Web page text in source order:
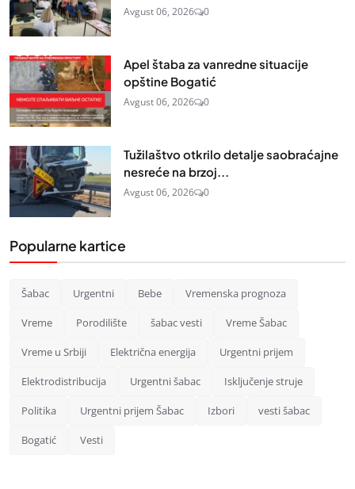
Avgust 06, 2026 0
Apel štaba za vanredne situacije
opštine Bogatić
Avgust 06, 2026 0
Tužilaštvo otkrilo detalje saobraćajne
nesreće na brzoj...
Avgust 06, 2026 0
Popularne kartice
Šabac Urgentni Bebe Vremenska prognoza
Vreme Porodilište šabac vesti Vreme Šabac
Vreme u Srbiji Električna energija Urgentni prijem
Elektrodistribucija Urgentni šabac Isključenje struje
Politika Urgentni prijem Šabac Izbori vesti šabac
Bogatić Vesti